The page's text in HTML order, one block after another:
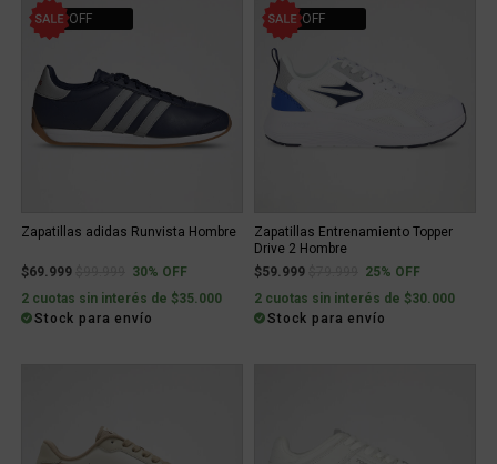
30% OFF
Zapatillas adidas Runvista Hombre
$69.999 Price reduced from
to30% OFF
2 cuotas sin interés de $35.000
Stock para envío
25% OFF
Zapatillas Entrenamiento Topper
Drive 2 Hombre
$59.999
Price reduced from
to25% OFF
2 cuotas sin interés de $30.000
Stock para envío